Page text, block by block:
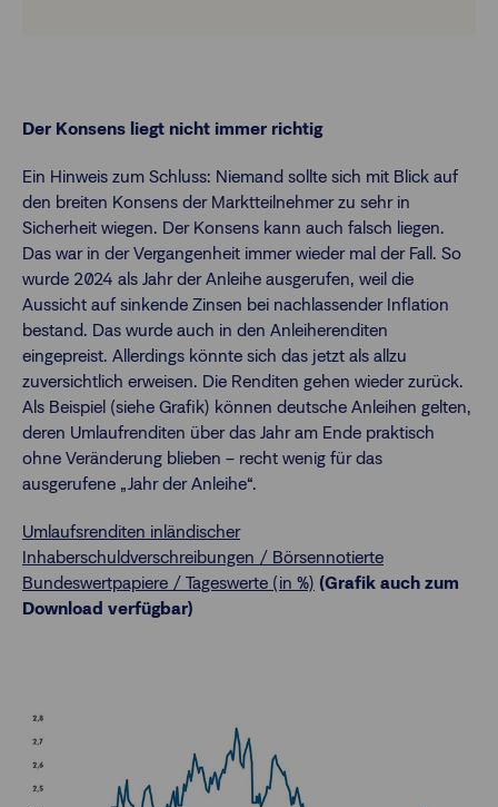
Der Konsens liegt nicht immer richtig
Ein Hinweis zum Schluss: Niemand sollte sich mit Blick auf
den breiten Konsens der Marktteilnehmer zu sehr in
Sicherheit wiegen. Der Konsens kann auch falsch liegen.
Das war in der Vergangenheit immer wieder mal der Fall. So
wurde 2024 als Jahr der Anleihe ausgerufen, weil die
Aussicht auf sinkende Zinsen bei nachlassender Inflation
bestand. Das wurde auch in den Anleiherenditen
eingepreist. Allerdings könnte sich das jetzt als allzu
zuversichtlich erweisen. Die Renditen gehen wieder zurück.
Als Beispiel (siehe Grafik) können deutsche Anleihen gelten,
deren Umlaufrenditen über das Jahr am Ende praktisch
ohne Veränderung blieben – recht wenig für das
ausgerufene „Jahr der Anleihe“.
Umlaufsrenditen inländischer
Inhaberschuldverschreibungen / Börsennotierte
Bundeswertpapiere / Tageswerte (in %) (Grafik auch zum
Download verfügbar)